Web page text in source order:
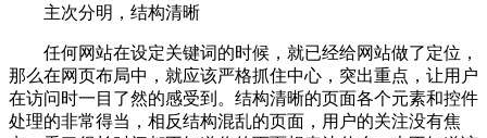
主次分明，结构清晰
任何网站在设定关键词的时候，就已经给网站做了定位，
那么在网页布局中，就应该严格抓住中心，突出重点，让用户
在访问时一目了然的感受到。结构清晰的页面各个元素和控件
处理的非常得当，相反结构混乱的页面，用户的关注没有焦